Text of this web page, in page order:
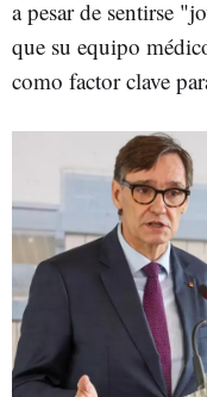
a pesar de sentirse
que su equipo
como factor clave